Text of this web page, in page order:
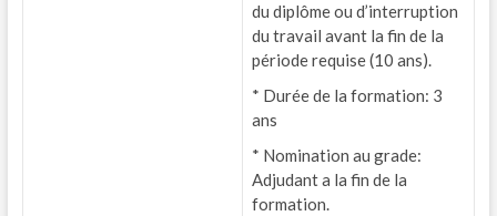
du diplôme ou d’interruption
du travail avant la fin de la
période requise (10 ans).
* Durée de la formation: 3
ans
* Nomination au grade:
Adjudant a la fin de la
formation.